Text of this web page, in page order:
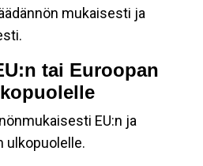
mukaisesti ja
tai Euroopan
EU:n ja
ulkopuolelle.